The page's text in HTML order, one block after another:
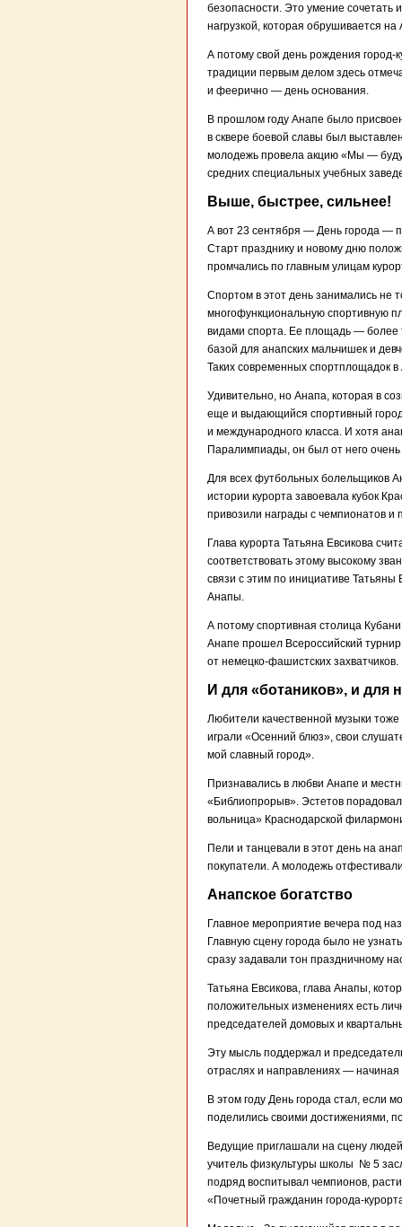
безопасности. Это умение сочетать
нагрузкой, которая обрушивается
А потому свой день рождения город-
традиции первым делом здесь
и феерично — день основания.
В прошлом году Анапе было
в сквере боевой славы был
молодежь провела акцию «Мы —
средних специальных учебных
Выше, быстрее, сильнее!
А вот 23 сентября — День города —
Старт празднику и новому дню
промчались по главным улицам
Спортом в этот день занимались не
многофункциональную спортивную
видами спорта. Ее площадь — более
базой для анапских мальчишек и
Таких современных спортплощадок
Удивительно, но Анапа, которая в
еще и выдающийся спортивный
и международного класса. И хотя
Паралимпиады, он был от него очень
Для всех футбольных болельщиков
истории курорта завоевала кубок
привозили награды с чемпионатов и
Глава курорта Татьяна Евсикова
соответствовать этому высокому
связи с этим по инициативе
Анапы.
А потому спортивная столица
Анапе прошел Всероссийский
от немецко-фашистских захватчиков.
И для «ботаников», и для
Любители качественной музыки
играли «Осенний блюз», свои
мой славный город».
Признавались в любви Анапе и
«Библиопрорыв». Эстетов
вольница» Краснодарской
Пели и танцевали в этот день на
покупатели. А молодежь
Анапское богатство
Главное мероприятие вечера под
Главную сцену города было не
сразу задавали тон праздничному
Татьяна Евсикова, глава Анапы,
положительных изменениях есть
председателей домовых и
Эту мысль поддержал и
отраслях и направлениях — начиная
В этом году День города стал, если
поделились своими достижениями,
Ведущие приглашали на сцену
учитель физкультуры школы № 5
подряд воспитывал чемпионов,
«Почетный гражданин города-